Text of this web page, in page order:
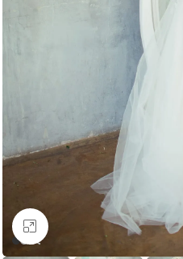
Увеличить